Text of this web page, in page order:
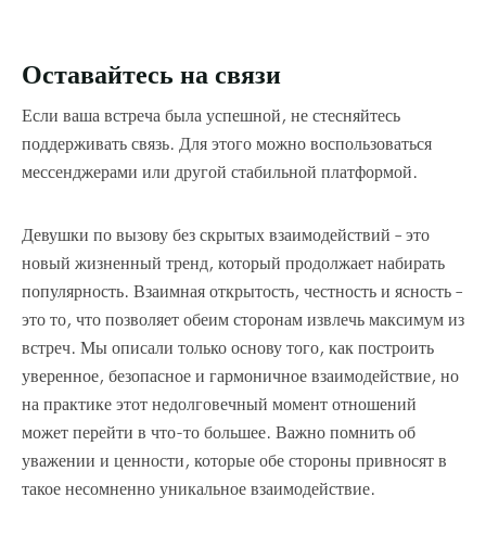
Оставайтесь на связи
Если ваша встреча была успешной, не стесняйтесь
поддерживать связь. Для этого можно воспользоваться
мессенджерами или другой стабильной платформой.
Девушки по вызову без скрытых взаимодействий – это
новый жизненный тренд, который продолжает набирать
популярность. Взаимная открытость, честность и ясность –
это то, что позволяет обеим сторонам извлечь максимум из
встреч. Мы описали только основу того, как построить
уверенное, безопасное и гармоничное взаимодействие, но
на практике этот недолговечный момент отношений
может перейти в что-то большее. Важно помнить об
уважении и ценности, которые обе стороны привносят в
такое несомненно уникальное взаимодействие.